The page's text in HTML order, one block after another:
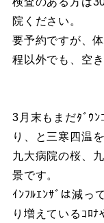
院ください。
要予約ですが、
程以外でも、空
3月末もまだﾀﾞｳ
り、と三寒四温
九大病院の桜、
景です。
ｲﾝﾌﾙｴﾝｻﾞは減っ
り増えているｺﾛ